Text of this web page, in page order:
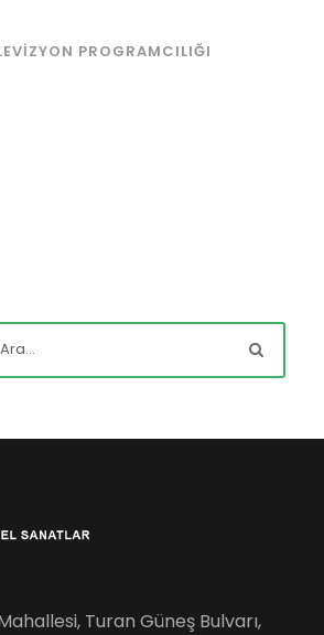
PROGRAMCILIĞI
Turan Güneş Bulvarı,